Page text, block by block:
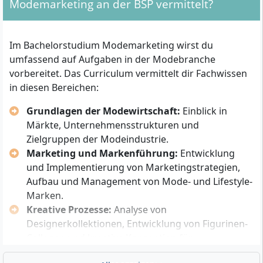
Allgemeine Hochschulreife (Abitur)
Fachhochschulreife
Vergleichbarer Abschluss nach § 10 des Berliner
Hochschulgesetzes (z. B. internationale
Abschlüsse, die als gleichwertig anerkannt
Hochschulzugang für beruflich Qualifizierte
gemäß § 11 BerlHG (ohne Abitur möglich, z. B. mit
entsprechender Berufsausbildung und
mehrjähriger Berufserfahrung)
Deutsche Sprachkenntnisse mindestens auf dem
Niveau C1 des Gemeinsamen Europäischen
Referenzrahmens
Darüber hinaus solltest du persönliche Fähigkeiten
Modemarketing an der BSP vermittelt?
Im Bachelorstudium Modemarketing wirst du
umfassend auf Aufgaben in der Modebranche
vorbereitet. Das Curriculum vermittelt dir Fachwissen
in diesen Bereichen:
Grundlagen der Modewirtschaft: Einblick in
Märkte, Unternehmensstrukturen und
Zielgruppen der Modeindustrie.
Marketing und Markenführung: Entwicklung
und Implementierung von Marketingstrategien,
Aufbau und Management von Mode- und Lifestyle-
Marken.
Kreative Prozesse: Analyse von
Designerkollektionen, Entwicklung von Figurinen-
Modethemen.